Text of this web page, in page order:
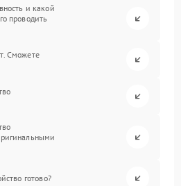
и какой
проводить
Сможете
готово?